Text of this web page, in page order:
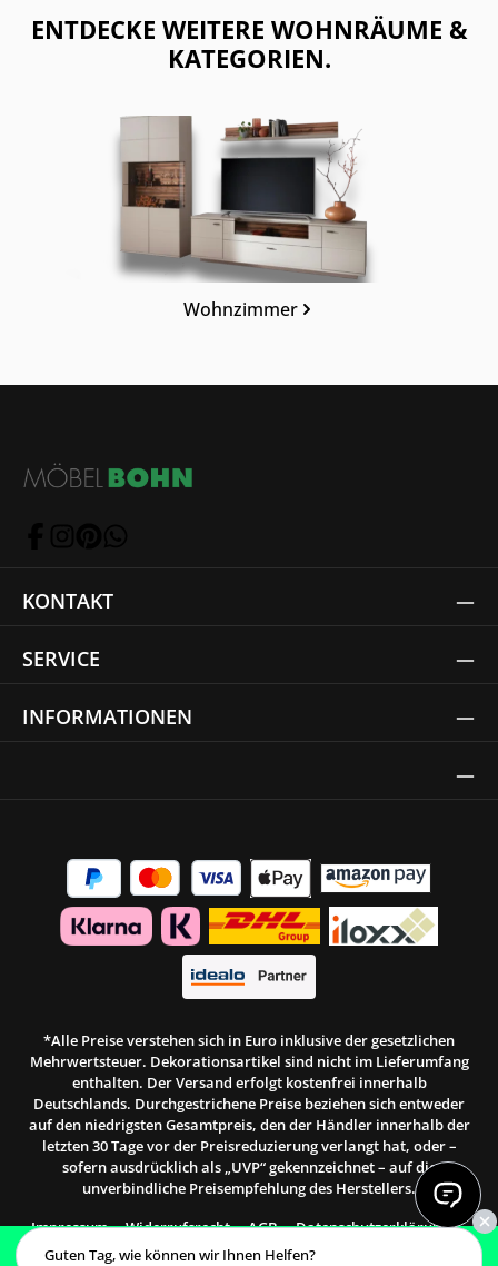
ENTDECKE WEITERE WOHNRÄUME &
KATEGORIEN.
Kategoriegalerie überspringen
Wohnzimmer
KONTAKT
SERVICE
INFORMATIONEN
*Alle Preise verstehen sich in Euro inklusive der gesetzlichen
Mehrwertsteuer. Dekorationsartikel sind nicht im Lieferumfang
enthalten. Der Versand erfolgt kostenfrei innerhalb
Deutschlands. Durchgestrichene Preise beziehen sich entweder
auf den niedrigsten Gesamtpreis, den der Händler innerhalb der
letzten 30 Tage vor der Preisreduzierung verlangt hat, oder –
sofern ausdrücklich als „UVP“ gekennzeichnet – auf die
unverbindliche Preisempfehlung des Herstellers.
Impressum
Widerrufsrecht AGB
Datenschutzerklärung
Barrierefreiheitserklärung
Zahlung & Versand
Termin vereinbaren
Guten Tag, wie können wir Ihnen Helfen?